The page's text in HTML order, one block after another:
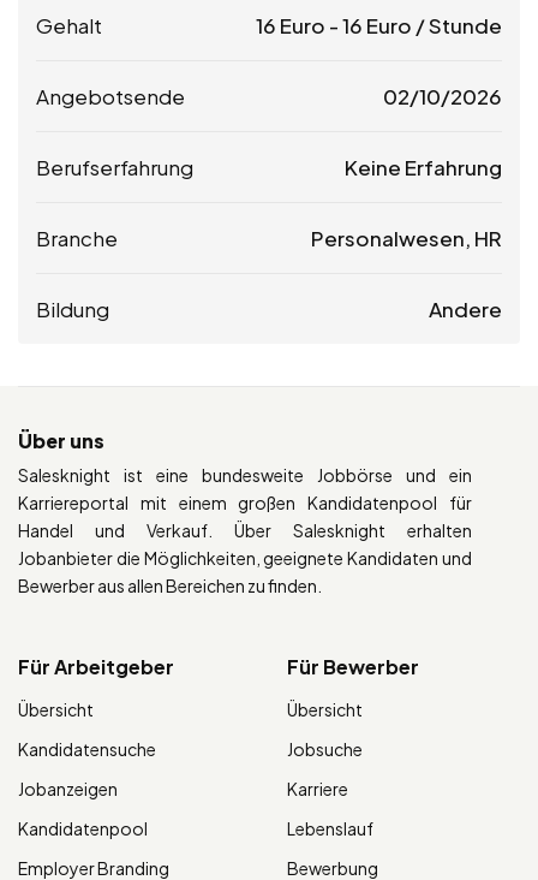
Gehalt 16 Euro -16 Euro / Stunde
Angebotsende 02/10/2026
Berufserfahrung Keine Erfahrung
Branche Personalwesen, HR
Bildung Andere
Über uns
Salesknight ist eine bundesweite Jobbörse und ein
Karriereportal mit einem großen Kandidatenpool für
Handel und Verkauf. Über Salesknight erhalten
Jobanbieter die Möglichkeiten, geeignete Kandidaten und
Bewerber aus allen Bereichen zu finden.
Für Arbeitgeber
Übersicht
Kandidatensuche
Jobanzeigen
Kandidatenpool
Employer Branding
Für Bewerber
Übersicht
Jobsuche
Karriere
Lebenslauf
Bewerbung